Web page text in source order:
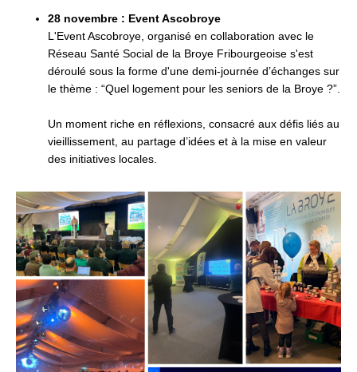
28 novembre : Event Ascobroye
L'Event Ascobroye, organisé en collaboration avec le
Réseau Santé Social de la Broye Fribourgeoise s'est
déroulé sous la forme d'une demi-journée d’échanges sur
le thème : “Quel logement pour les seniors de la Broye ?”.
Un moment riche en réflexions, consacré aux défis liés au
vieillissement, au partage d’idées et à la mise en valeur
des initiatives locales.